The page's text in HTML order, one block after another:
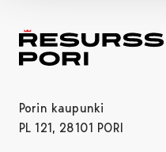
Porin kaupunki
PL 121, 28101 PORI